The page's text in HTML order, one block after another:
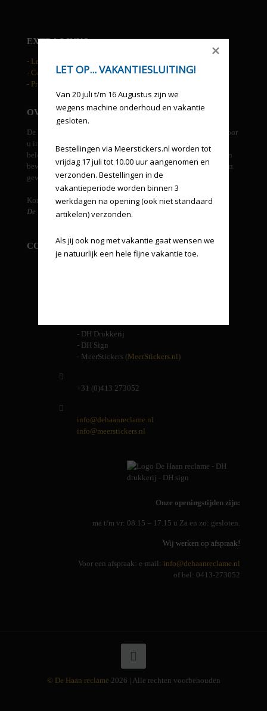
EXTRA LINKS
- Leveringsvoorwaarden
- Cookies
- Privacy statement
OVER DE HAAN RECLAME
De Haan reclame is een allround grafisch bedrijf. We kunnen voor
u in eigen beheer ontwerpen, drukwerk, groot formaat prints,
beletteringen, gevel uitingen, etc. verzorgen. Tevens beheren en
bewaken wij uw huisstijl en verzorgen derden leveringen indien
gewenst.
Kortom...
De Haan reclame, een one stop voor al uw reclame-uitingen!
CONTACT INFORMATIE
- DH Drukkerij
- DH Sign
- MeerStickers (MeerStickers.nl)
+31 (0)413 273052
info@dehaanreclame.nl
info@meerstickers.nl
Onze openingstijden zijn:
ma t/m vr: 08.15 – 17.15 u Za en zo: gesloten.
Wij werken op afspraak!
Voor een afspraak: e-mail: info@dehaanreclame.nl
of bel: 0413-273052
© De Haan reclame 2026 | Alle rechten voorbehouden
Van 20 juli t/m 16 Augustus zijn we
wegens machine onderhoud en vakantie
gesloten.
LET OP... VAKANTIESLUITING!
Bestellingen via Meerstickers.nl worden tot
vrijdag 17 juli tot 10.00 uur aangenomen en
verzonden. Bestellingen in de
vakantieperiode worden binnen 3
werkdagen na opening (ook niet standaard
artikelen) verzonden.
Als jij ook nog met vakantie gaat wensen we
je natuurlijk een hele fijne vakantie toe.